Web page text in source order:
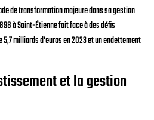
de transformation majeure dans sa gestion
à Saint-Étienne fait face à des défis
milliards d'euros en 2023 et un endettement
et la gestion